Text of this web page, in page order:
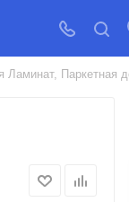
Ламинат, Паркетная